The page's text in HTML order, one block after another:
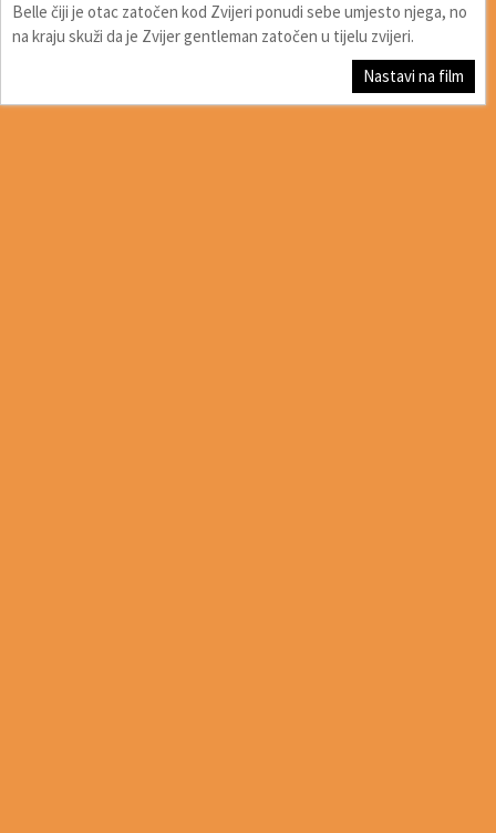
Belle čiji je otac zatočen kod Zvijeri ponudi sebe umjesto njega, no
na kraju skuži da je Zvijer gentleman zatočen u tijelu zvijeri.
Nastavi na film